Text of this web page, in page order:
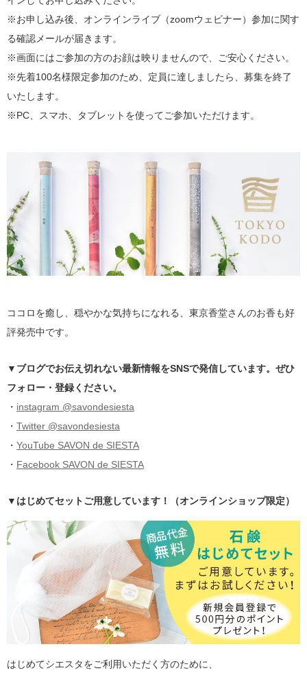
※お申し込み後、オンラインライブ（zoomウェビナー）参加に関す
る確認メールが届きます。
※画面にはご参加の方のお顔は映りませんので、ご安心ください。
※先着100名様限定参加のため、定員に達しましたら、募集を終了
いたします。
※PC、スマホ、タブレットを使ってご参加いただけます。
ココロを癒し、穏やかな気持ちになれる、東京香堂さんのお香も好
評発売中です。
▼ブログでお伝え切れない最新情報をSNSで発信しています。ぜひ
フォロー・登録ください。
・ instagram @savondesiesta
・ Twitter @savondesiesta
・ YouTube SAVON de SIESTA
・ Facebook SAVON de SIESTA
▼はじめてセットご用意しています！（オンラインショップ限定）
はじめてシエスタをご利用いただく方のために、